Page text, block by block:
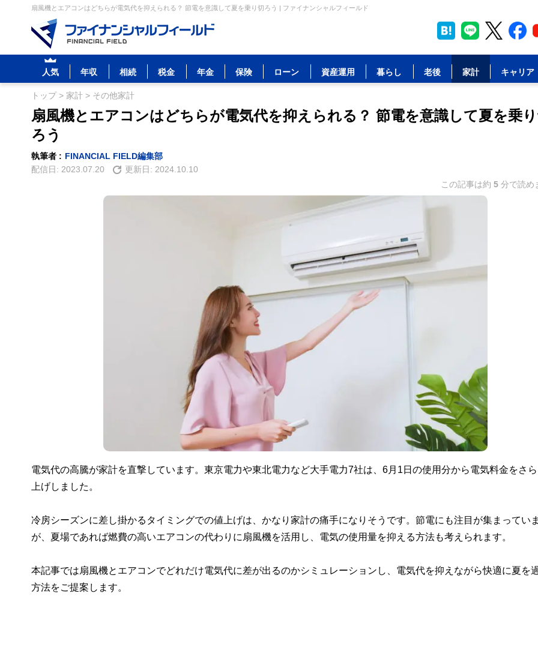
扇風機とエアコンはどちらが電気代を抑えられる？ 節電を意識して夏を乗り切ろう | ファイナンシャルフィールド
人気 年収 相続 税金 年金 保険 ローン 資産運用 暮らし 老後 家計 キャリア
トップ> 家計 > その他家計
扇風機とエアコンはどちらが電気代を抑えられる？ 節電を意識して夏を乗り
ろう
執筆者 : FINANCIAL FIELD編集部
配信日: 2023.07.20 更新日: 2024.10.10
この記事は約 5 分で読め
電気代の高騰が家計を直撃しています。東京電力や東北電力など大手電力7社は、6月1日の使用分から電気料金をさ
上げしました。
冷房シーズンに差し掛かるタイミングでの値上げは、かなり家計の痛手になりそうです。節電にも注目が集まってい
が、夏場であれば燃費の高いエアコンの代わりに扇風機を活用し、電気の使用量を抑える方法も考えられます。
本記事では扇風機とエアコンでどれだけ電気代に差が出るのかシミュレーションし、電気代を抑えながら快適に夏を
方法をご提案します。